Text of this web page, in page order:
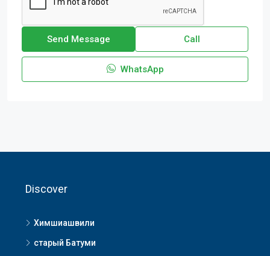
Send Message Call
WhatsApp
Discover
Химшиашвили
старый Батуми